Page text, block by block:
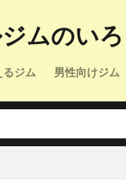
ムのいろ
ジム 男性向けジム